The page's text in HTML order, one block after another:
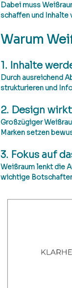
Dabei muss
schaffen und Inhalte
Warum
1. Inhalte
Durch ausreichend
strukturieren und
2. Design
Großzügiger
Marken setzen
3. Fokus auf
Weißraum lenkt die
wichtige